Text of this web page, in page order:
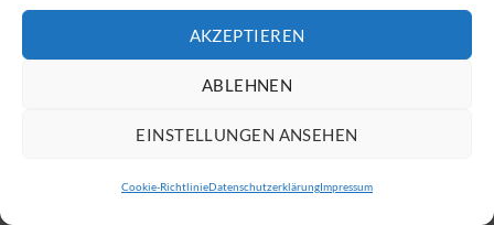
AKZEPTIEREN
ABLEHNEN
EINSTELLUNGEN ANSEHEN
Cookie-RichtlinieDatenschutzerklärungImpressum